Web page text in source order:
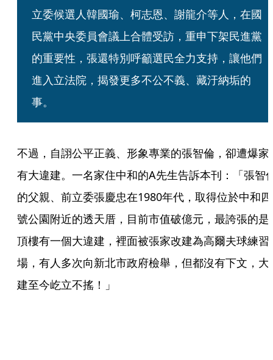
立委候選人韓國瑜、柯志恩、謝龍介等人，在國
民黨中央委員會議上合體受訪，重申下架民進黨
的重要性，張還特別呼籲選民全力支持，讓他們
進入立法院，揭發更多不公不義、藏汙納垢的
事。
不過，自詡公平正義、形象專業的張智倫，卻遭爆家
有大違建。一名家住中和的A先生告訴本刊：「張智
的父親、前立委張慶忠在1980年代，取得位於中和四
號公園附近的透天厝，目前市值破億元，最誇張的是
頂樓有一個大違建，裡面被張家改建為高爾夫球練習
場，有人多次向新北市政府檢舉，但都沒有下文，大
建至今屹立不搖！」